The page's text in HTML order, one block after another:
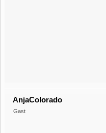
AnjaColorado
Gast